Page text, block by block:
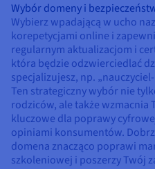
Wybór domeny i
Wybierz wpadającą w ucho
korepetycjami online i
regularnym aktualizacjom i
która będzie odzwierciedlać
specjalizujesz, np.
Ten strategiczny wybór nie
rodziców, ale także wzmacnia
kluczowe dla poprawy
opiniami konsumentów.
domena znacząco poprawi
szkoleniowej i poszerzy Twój